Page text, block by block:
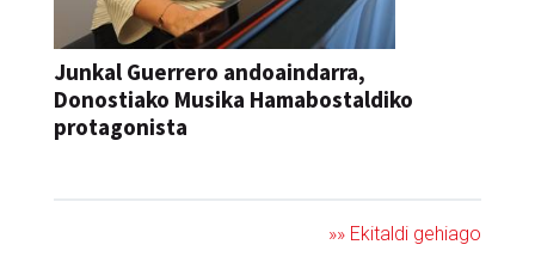
Junkal Guerrero andoaindarra,
Donostiako Musika Hamabostaldiko
protagonista
»» Ekitaldi gehiago